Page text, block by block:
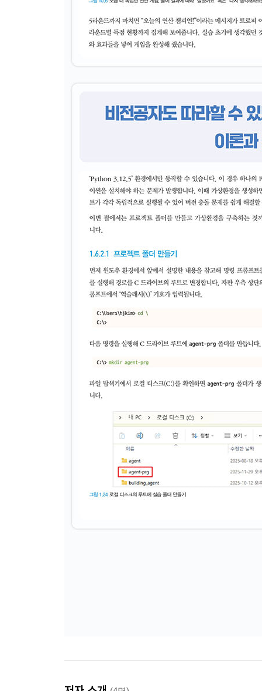
· 08장: n8n
8.1 개발 환경 구축하기
__8.1.1 프로젝트 폴더 생성하기
__8.1.2 가상 환경 생성하기
__8.2.1 노드
__8.3.1 데이터 다운로드 및 벡터스토어 API 키 발
__8.3.2 데이터 인덱싱 워크플로우 설정
__8.3.3 챗봇 설정
8.4 [실습] 구글 시트 데이터 분석 및 시각화하기
__8.4.1 데이터 수집과 구글 시트 변환
__8.4.3 구글 시트 데이터 필터링하기
__8.4.4 데이터 칼럼값 재정렬
__8.4.5 구글 시트 데이터 기반 챗봇 만들기
__8.4.6 퀵차트로 시각화하기
9.2 MCP의 핵심 구성 요소
9.3 MCP의 확장성 혁신
9.4 MCP 아키텍처
9.5 MCP 생태계의 현재와 미래
9.6 MCP 개발 환경 구축하기
__9.6.1 프로젝트 폴더 생성하기
__9.6.2 가상 환경 생성하기
9.7 MCP 서버
__9.9.5 MCP 클라이언트 구현하기: 날씨 질문하기